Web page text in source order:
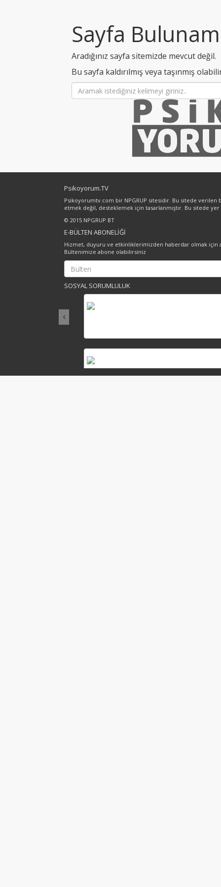
Sayfa
Aradığınız sayfa sitemizde mevcut değil.
Bu sayfa kaldırılmış veya taşınmış
Psikoyorum.TV
Psikoyorumtv.com bir NPGRUP sitesidir. Bu sitede
etmek değil, desteklemek için tasarlanmıştır. Bu sitede
© 2015 NPGRUP BT
E-BÜLTEN ABONELİĞİ
Hizmet, duyuru ve etkinliklerimizden haberdar olmak için
Bültenimize abone olabilirsiniz
SOSYAL SORUMLULUK
‹